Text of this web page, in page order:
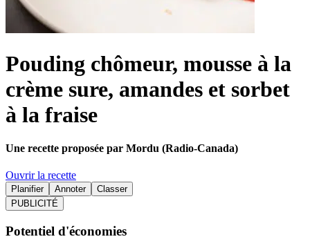
Pouding chômeur, mousse à la
crème sure, amandes et sorbet
à la fraise
Une recette proposée par Mordu (Radio-Canada)
Ouvrir la recette
Planifier Annoter
Classer
PUBLICITÉ
Potentiel d'économies